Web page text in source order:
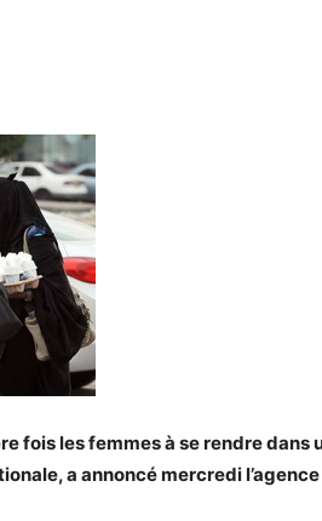
fois les femmes à se rendre dans
a annoncé mercredi